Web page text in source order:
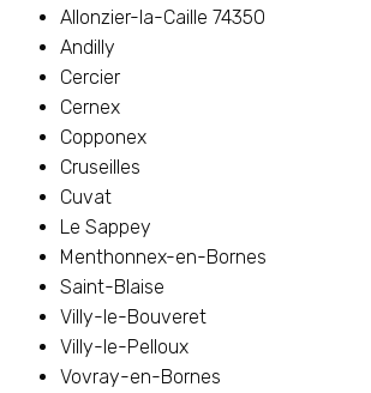
Allonzier-la-Caille 74350
Andilly
Cercier
Cernex
Copponex
Cruseilles
Cuvat
Le Sappey
Menthonnex-en-Bornes
Saint-Blaise
Villy-le-Bouveret
Villy-le-Pelloux
Vovray-en-Bornes